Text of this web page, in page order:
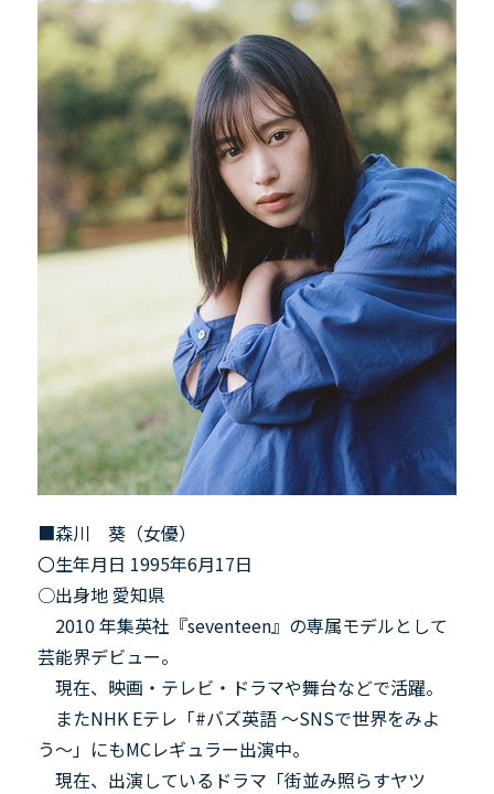
■森川 葵（女優）
〇生年月日 1995年6月17日
○出身地 愛知県
2010 年集英社『seventeen』の専属モデルとして
芸能界デビュー。
現在、映画・テレビ・ドラマや舞台などで活躍。
またNHK Eテレ「#バズ英語 〜SNSで世界をみよ
う〜」にもMCレギュラー出演中。
現在、出演しているドラマ「街並み照らすヤツ